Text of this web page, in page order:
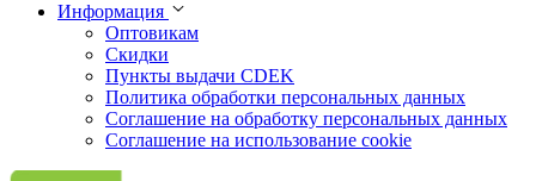
Информация
Оптовикам
Скидки
Пункты выдачи CDEK
Политика обработки персональных данных
Соглашение на обработку персональных данных
Соглашение на использование cookie